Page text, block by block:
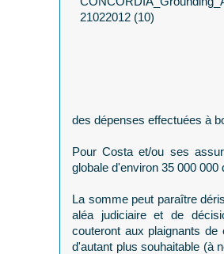
des dépenses effectuées à
Pour Costa et/ou ses
globale d'environ 35 000
La somme peut paraître
aléa judiciaire et de
couteront aux plaignants
d'autant plus souhaitable (à